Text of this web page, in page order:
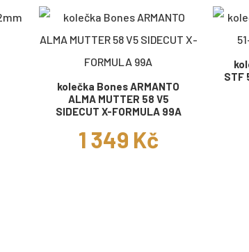
kolečka Bones ARMANTO
ALMA MUTTER 58 V5
SIDECUT X-FORMULA 99A
1 349 Kč
STF